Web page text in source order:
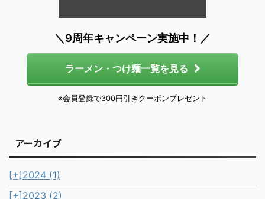
＼9周年キャンペーン実施中！／
ラーメン・つけ麺一覧を見る
※会員登録で300円引きクーポンプレゼント
アーカイブ
[+]2024 (1)
[+]2023 (2)